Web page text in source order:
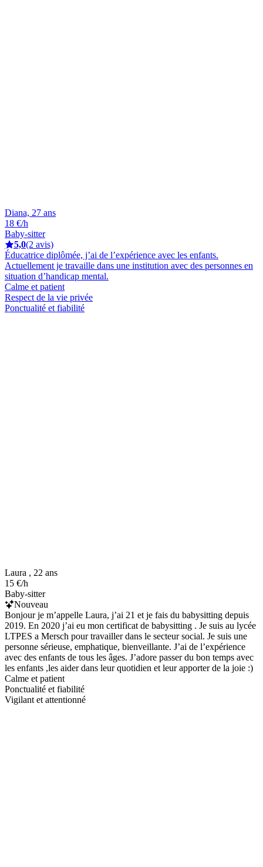
Diana, 27 ans
18 €/h
Baby-sitter
5,0(2 avis)
Éducatrice diplômée, j’ai de l’expérience avec les enfants.
Actuellement je travaille dans une institution avec des personnes en
situation d’handicap mental.
Calme et patient
Respect de la vie privée
Ponctualité et fiabilité
Laura , 22 ans
15 €/h
Baby-sitter
Nouveau
Bonjour je m’appelle Laura, j’ai 21 et je fais du babysitting depuis
2019. En 2020 j’ai eu mon certificat de babysitting . Je suis au lycée
LTPES a Mersch pour travailler dans le secteur social. Je suis une
personne sérieuse, emphatique, bienveillante. J’ai de l’expérience
avec des enfants de tous les âges. J’adore passer du bon temps avec
les enfants ,les aider dans leur quotidien et leur apporter de la joie :)
Calme et patient
Ponctualité et fiabilité
Vigilant et attentionné